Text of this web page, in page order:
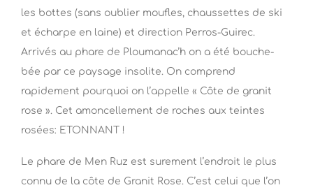
les bottes (sans oublier moufles, chaussettes de ski
et écharpe en laine) et direction Perros-Guirec.
Arrivés au phare de Ploumanac’h on a été bouche-
bée par ce paysage insolite. On comprend
rapidement pourquoi on l’appelle « Côte de granit
rose ». Cet amoncellement de roches aux teintes
rosées: ETONNANT !
Le phare de Men Ruz est surement l’endroit le plus
connu de la côte de Granit Rose. C’est celui que l’on